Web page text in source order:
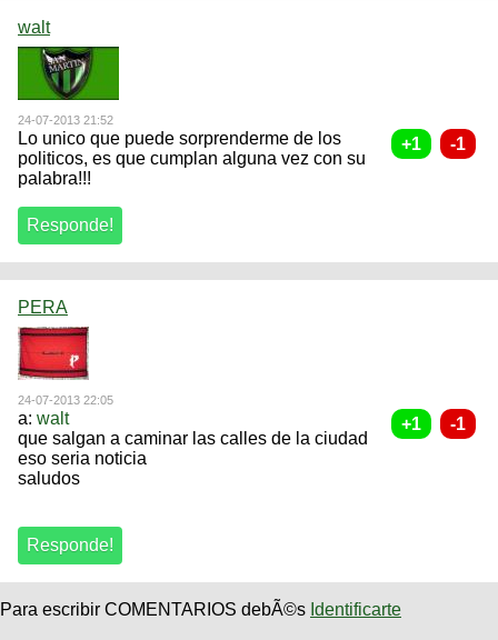
walt
24-07-2013 21:52
Lo unico que puede sorprenderme de los
politicos, es que cumplan alguna vez con su
palabra!!!
PERA
24-07-2013 22:05
a: walt
que salgan a caminar las calles de la ciudad
eso seria noticia
saludos
Para escribir COMENTARIOS debÃ©s Identificarte